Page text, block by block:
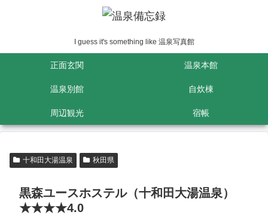
I guess it's something like 温泉写真館
正面玄関 温泉本館
温泉別館 自炊棟
周辺観光 宿帳
十和田大湯温泉 秋田県
黒森ユースホステル（十和田大湯温泉）
★★★★4.0